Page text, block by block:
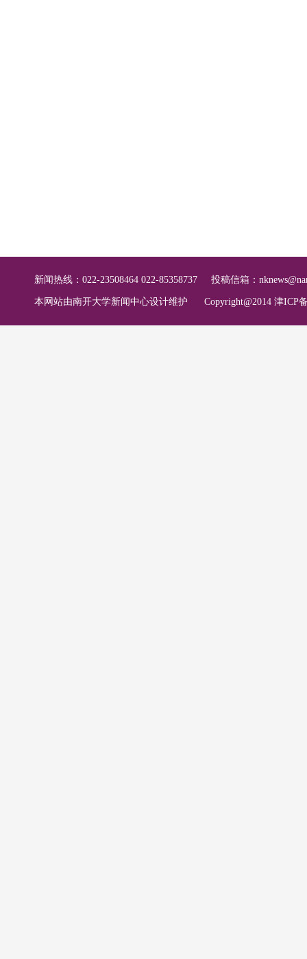
新闻热线：022-23508464 022-85358737 投稿信箱：
本网站由南开大学新闻中心设计维护 Copyright@2014 津ICP